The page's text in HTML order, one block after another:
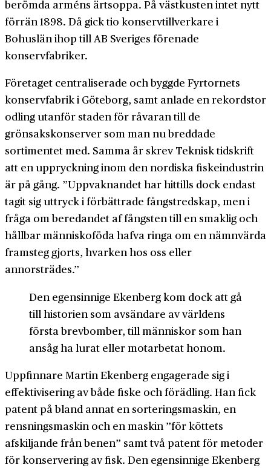
berömda arméns ärtsoppa. På västkusten intet nytt
förrän 1898. Då gick tio konservtillverkare i
Bohuslän ihop till AB Sveriges förenade
konservfabriker.
Företaget centraliserade och byggde Fyrtornets
konservfabrik i Göteborg, samt anlade en rekordstor
odling utanför staden för råvaran till de
grönsakskonserver som man nu breddade
sortimentet med. Samma år skrev Teknisk tidskrift
att en uppryckning inom den nordiska fiskeindustrin
är på gång. ”Uppvaknandet har hittills dock endast
tagit sig uttryck i förbättrade fångstredskap, men i
fråga om beredandet af fångsten till en smaklig och
hållbar människoföda hafva ringa om en nämnvärda
framsteg gjorts, hvarken hos oss eller
annorsträdes.”
Den egensinnige Ekenberg kom dock att gå
till historien som avsändare av världens
första brevbomber, till människor som han
ansåg ha lurat eller motarbetat honom.
Uppfinnare Martin Ekenberg engagerade sig i
effektivisering av både fiske och förädling. Han fick
patent på bland annat en sorteringsmaskin, en
rensningsmaskin och en maskin ”för köttets
afskiljande från benen” samt två patent för metoder
för konservering av fisk. Den egensinnige Ekenberg